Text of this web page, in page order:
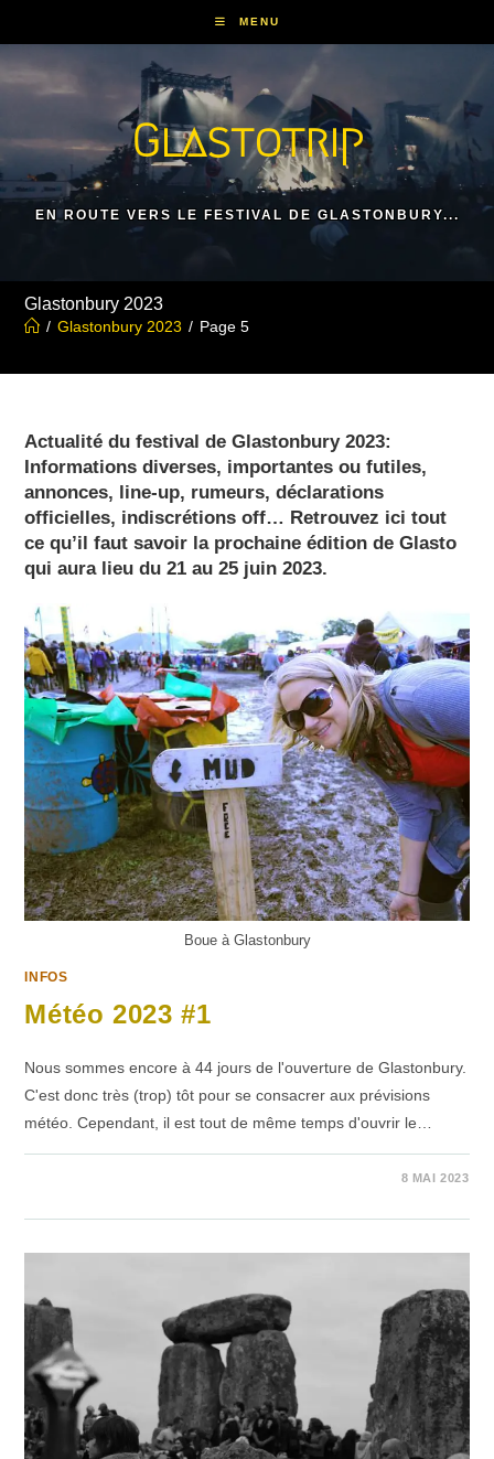
content
MENU
Glastotrip
EN ROUTE VERS LE FESTIVAL DE GLASTONBURY...
Glastonbury 2023
/ Glastonbury 2023 / Page 5
Actualité du festival de Glastonbury 2023:
Informations diverses, importantes ou futiles,
annonces, line-up, rumeurs, déclarations
officielles, indiscrétions off… Retrouvez ici tout
ce qu’il faut savoir la prochaine édition de Glasto
qui aura lieu du 21 au 25 juin 2023.
Boue à Glastonbury
INFOS
Météo 2023 #1
Nous sommes encore à 44 jours de l'ouverture de Glastonbury.
C'est donc très (trop) tôt pour se consacrer aux prévisions
météo. Cependant, il est tout de même temps d'ouvrir le…
#1
8 MAI 2023